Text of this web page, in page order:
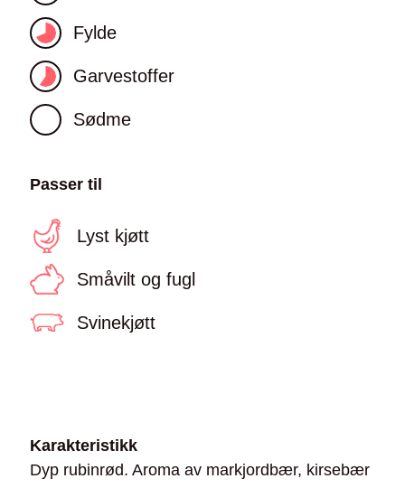
Fylde
Garvestoffer
Sødme
Passer til
Lyst kjøtt
Småvilt og fugl
Svinekjøtt
Karakteristikk
Dyp rubinrød. Aroma av markjordbær, kirsebær